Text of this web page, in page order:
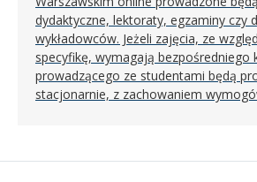
dydaktyczne, lektoraty, egzaminy czy
wykładowców. Jeżeli zajęcia, ze
specyfikę, wymagają bezpośredniego
prowadzącego ze studentami będą
stacjonarnie, z zachowaniem